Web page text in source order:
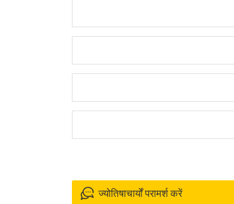
ज्योतिषाचार्यों परामर्श करें